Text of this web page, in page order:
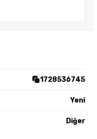
1728536745
Yeni
Diğer